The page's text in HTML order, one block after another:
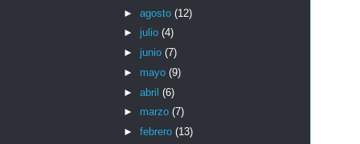
► agosto (12)
► julio (4)
► junio (7)
► mayo (9)
► abril (6)
► marzo (7)
► febrero (13)